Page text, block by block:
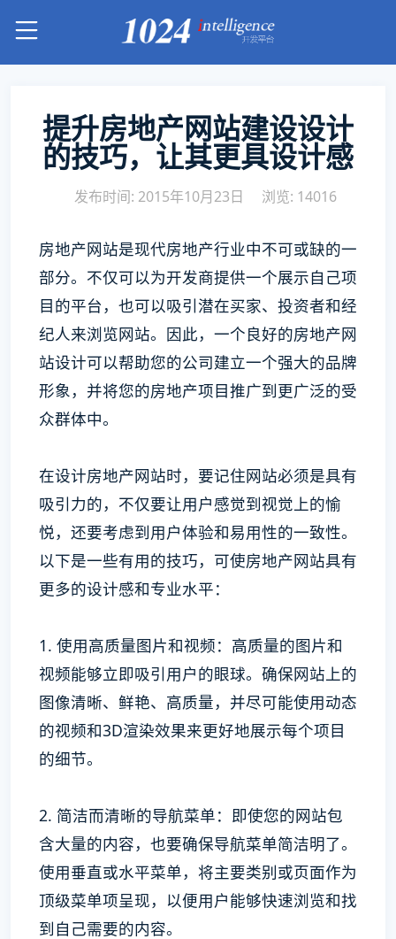
提升房地产网站建设设计
的技巧，让其更具设计感
发布时间: 2015年10月23日 浏览: 14016
房地产网站是现代房地产行业中不可或缺的一
部分。不仅可以为开发商提供一个展示自己项
目的平台，也可以吸引潜在买家、投资者和经
纪人来浏览网站。因此，一个良好的房地产网
站设计可以帮助您的公司建立一个强大的品牌
形象，并将您的房地产项目推广到更广泛的受
众群体中。
在设计房地产网站时，要记住网站必须是具有
吸引力的，不仅要让用户感觉到视觉上的愉
悦，还要考虑到用户体验和易用性的一致性。
以下是一些有用的技巧，可使房地产网站具有
更多的设计感和专业水平：
1. 使用高质量图片和视频：高质量的图片和
视频能够立即吸引用户的眼球。确保网站上的
图像清晰、鲜艳、高质量，并尽可能使用动态
的视频和3D渲染效果来更好地展示每个项目
的细节。
2. 简洁而清晰的导航菜单：即使您的网站包
含大量的内容，也要确保导航菜单简洁明了。
使用垂直或水平菜单，将主要类别或页面作为
顶级菜单项呈现，以便用户能够快速浏览和找
到自己需要的内容。